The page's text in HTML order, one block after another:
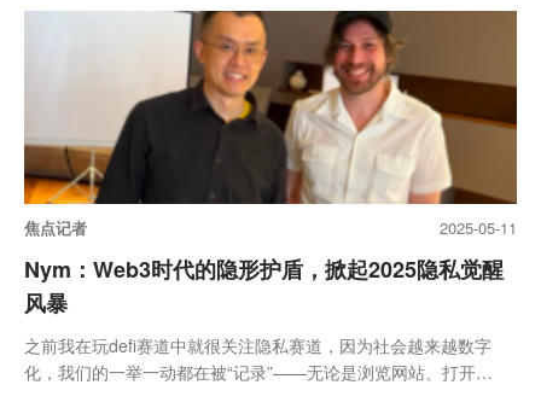
焦点记者 2025-05-11
Nym：Web3时代的隐形护盾，掀起2025隐私觉醒
风暴
之前我在玩defi赛道中就很关注隐私赛道，因为社会越来越数字
化，我们的一举一动都在被“记录”——无论是浏览网站、打开